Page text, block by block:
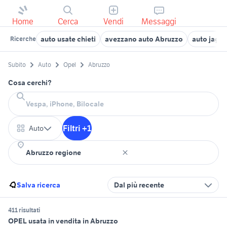
Home Cerca Vendi Messaggi
Ricerche auto usate chieti avezzano auto Abruzzo auto
Subito Auto Opel Abruzzo
Cosa cerchi?
Auto Filtri +1
Salva ricerca Dal più recente
411 risultati
OPEL usata in vendita in Abruzzo